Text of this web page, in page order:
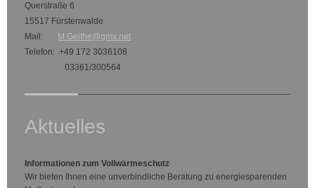
Querstraße 6
15517 Fürstenwalde
Mail:
M.Geithe@gmx.net
Telefon: +49 172 3036108
03361/300564
Aktuelles
Informationen zum Vollwärmeschutz
Wir bieten Ihnen eine unverbindliche Beratung zu energiesparenden